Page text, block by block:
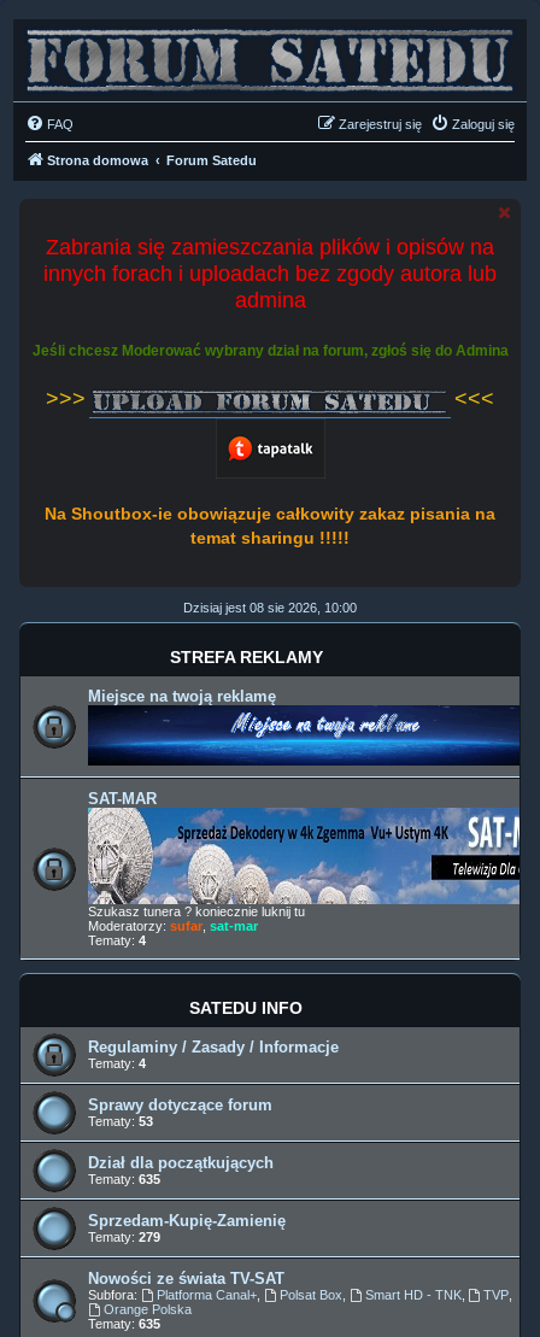
FAQ Zaloguj się
Zarejestruj się
Strona domowa Forum Satedu
Zabrania się zamieszczania plików i opisów na
innych forach i uploadach bez zgody autora lub
admina
Jeśli chcesz Moderować wybrany dział na forum, zgłoś się do Admina
>>> <<<
Na Shoutbox-ie obowiązuje całkowity zakaz pisania na
temat sharingu !!!!!
Dzisiaj jest 08 sie 2026, 10:00
STREFA REKLAMY
Miejsce na twoją reklamę
SAT-MAR
Szukasz tunera ? koniecznie luknij tu
Moderatorzy: sufar sat-mar
Tematy: 4
SATEDU INFO
Regulaminy / Zasady / Informacje
Tematy: 4
Sprawy dotyczące forum
Tematy: 53
Dział dla początkujących
Tematy: 635
Sprzedam-Kupię-Zamienię
Tematy: 279
Nowości ze świata TV-SAT
Subfora: Platforma Canal+, Polsat Box Smart HD - TNK, TVP
Orange Polska
Tematy: 635